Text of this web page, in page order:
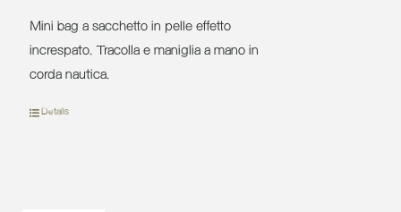
Mini bag a sacchetto in pelle effetto
increspato. Tracolla e maniglia a mano in
corda nautica.
Details